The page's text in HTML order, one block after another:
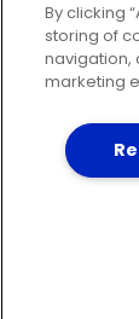
Indicadores
By clicking
storing of
navigation,
marketing